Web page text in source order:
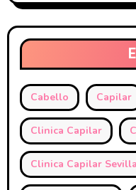
Cabello Capilar
Clinica Capilar
Clinica Capilar Sevilla